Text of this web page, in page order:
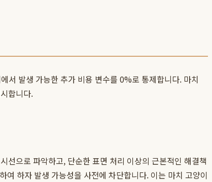
서 발생 가능한 추가 비용 변수를 0%로 통제합니다. 마치
합니다.
선으로 파악하고, 단순한 표면 처리 이상의 근본적인 해결책
하자 발생 가능성을 사전에 차단합니다. 이는 마치 고양이